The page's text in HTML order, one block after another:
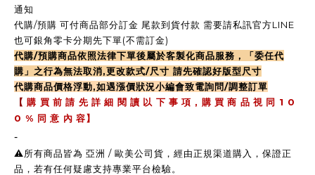
通知
代購/預購 可付商品部分訂金 尾款到貨付款 需要請私訊官方LINE
也可銀角零卡分期先下單(不需訂金)
代購/預購商品依照法律下單後屬於客製化商品服務，「委任代
購」之行為無法取消,更改款式/尺寸 請先確認好版型尺寸
代購商品價格浮動,如遇漲價狀況小編會致電詢問/調整訂單
【 購 買 前 請 先 詳 細 閱 讀 以 下 事 項 , 購 買 商 品 視 同 1 0
0 % 同 意 內 容】
-
⚠️所有商品皆為 亞洲 / 歐美公司貨，經由正規渠道購入，保證正
品，若有任何疑慮支持專業平台檢驗。